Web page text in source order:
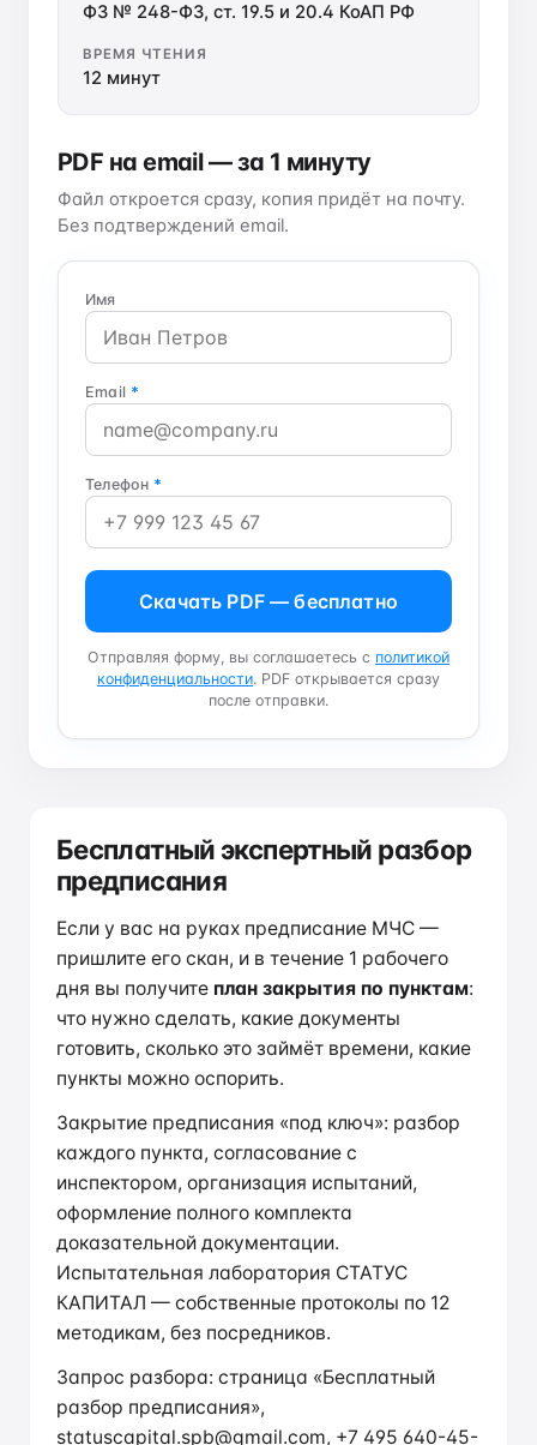
ФЗ № 248-ФЗ, ст. 19.5 и 20.4 КоАП РФ
ВРЕМЯ ЧТЕНИЯ
12 минут
PDF на email — за 1 минуту
Файл откроется сразу, копия придёт на почту.
Без подтверждений email.
Имя
Email *
Телефон *
Скачать PDF — бесплатно
Отправляя форму, вы соглашаетесь с политикой
конфиденциальности. PDF открывается сразу
после отправки.
Бесплатный экспертный разбор
предписания
Если у вас на руках предписание МЧС —
пришлите его скан, и в течение 1 рабочего
дня вы получите план закрытия по пунктам:
что нужно сделать, какие документы
готовить, сколько это займёт времени, какие
пункты можно оспорить.
Закрытие предписания «под ключ»: разбор
каждого пункта, согласование с
инспектором, организация испытаний,
оформление полного комплекта
доказательной документации.
Испытательная лаборатория СТАТУС
КАПИТАЛ — собственные протоколы по 12
методикам, без посредников.
Запрос разбора: страница «Бесплатный
разбор предписания»,
statuscapital.spb@gmail.com, +7 495 640-45-